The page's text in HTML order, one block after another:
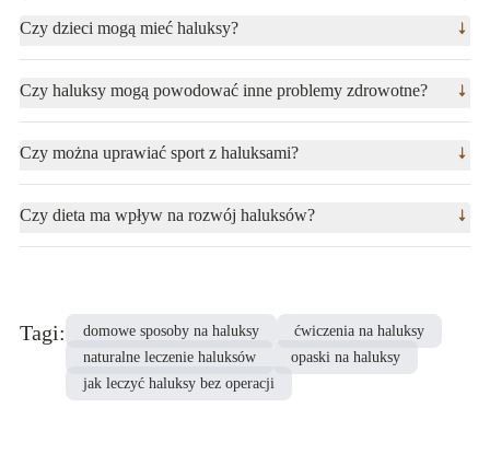
Czy dzieci mogą mieć haluksy?
zwłaszcza jeśli mają predyspozycje genetyczne lub noszą
niewłaściwe obuwie.
Czy haluksy mogą powodować inne problemy zdrowotne?
problemów z chodzeniem, a nawet zmian w postawie ciała.
Czy można uprawiać sport z haluksami?
np. pływanie lub jazda na rowerze. Unikaj sportów
wymagających intensywnego biegania lub skakania.
Czy dieta ma wpływ na rozwój haluksów?
Tagi: domowe sposoby na haluksy
ćwiczenia na haluksy
naturalne leczenie haluksów
opaski na haluksy
jak leczyć haluksy bez operacji